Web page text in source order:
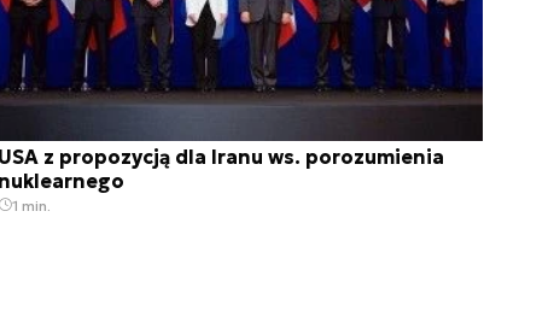
USA z propozycją dla Iranu ws. porozumienia
nuklearnego
1 min.